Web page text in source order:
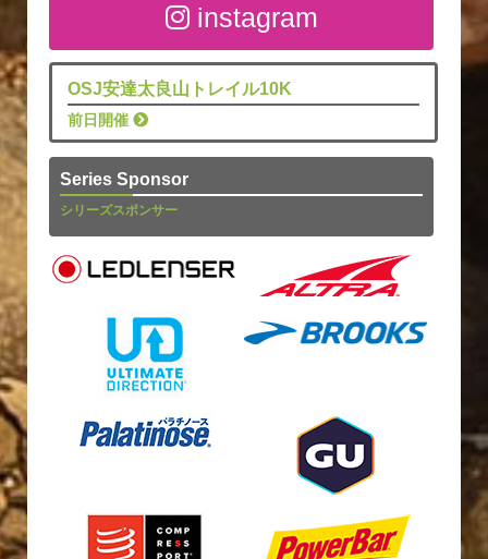
instagram
OSJ安達太良山トレイル10K
前日開催
Series Sponsor
シリーズスポンサー